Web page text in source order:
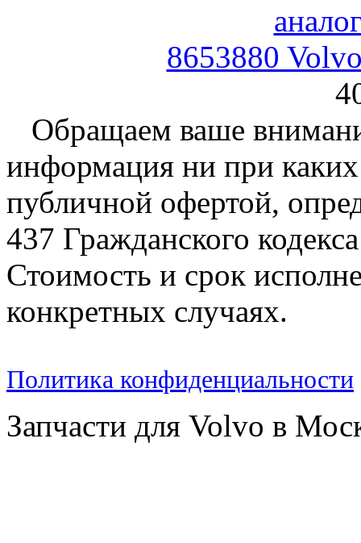
8653880
Обращаем ваше
информация ни при каких
публичной офертой,
437 Гражданского
Стоимость и срок
конкретных случаях.
Политика конфиденциальности
Запчасти для Volvo в